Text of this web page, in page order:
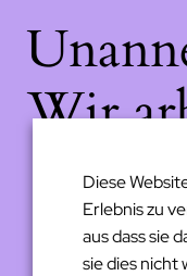
Wir
Diese
Erlebnis zu
aus dass sie
sie dies nicht